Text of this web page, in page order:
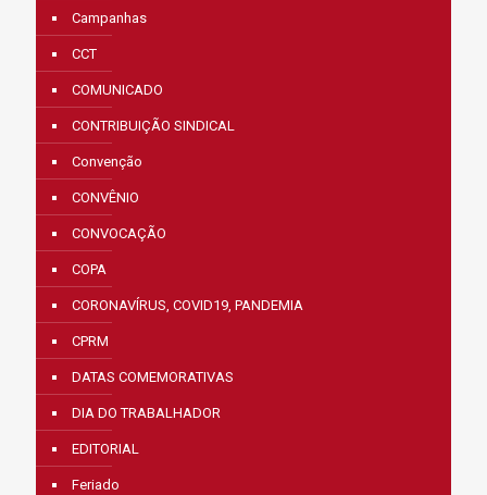
Campanhas
CCT
COMUNICADO
CONTRIBUIÇÃO SINDICAL
Convenção
CONVÊNIO
CONVOCAÇÃO
COPA
CORONAVÍRUS, COVID19, PANDEMIA
CPRM
DATAS COMEMORATIVAS
DIA DO TRABALHADOR
EDITORIAL
Feriado